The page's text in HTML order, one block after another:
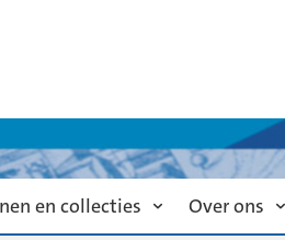
en collecties Over ons